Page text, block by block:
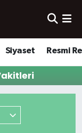
Siyaset Resmi
Fikstür